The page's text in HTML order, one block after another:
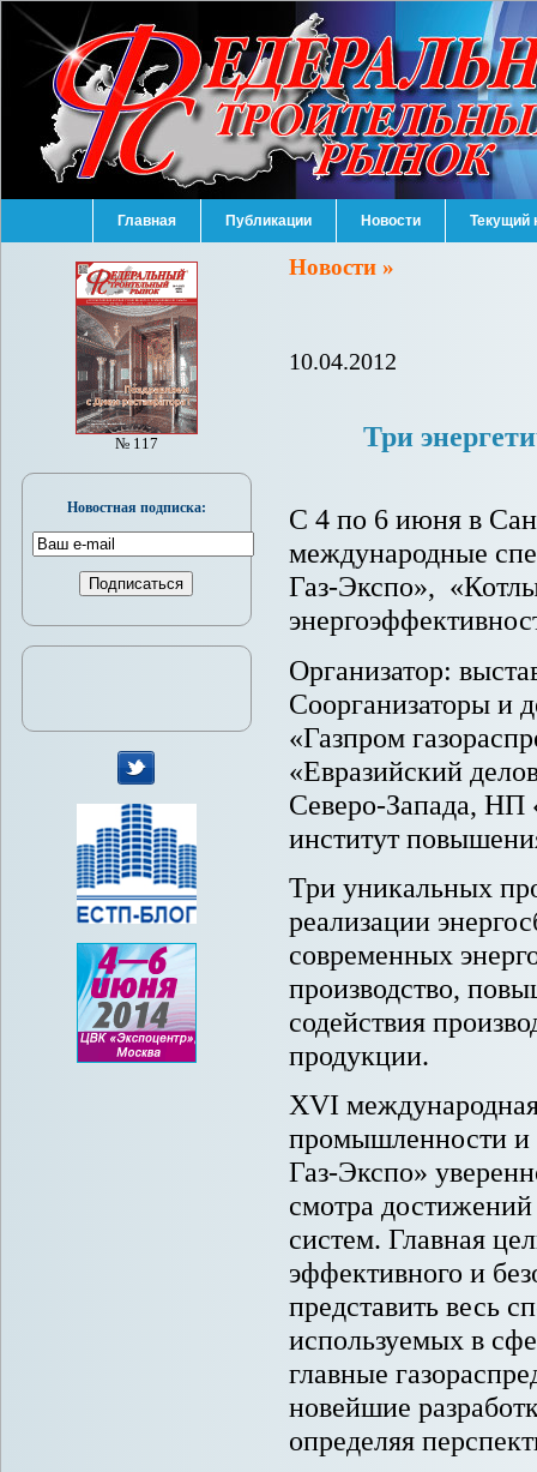
Главная Публикации Новости Текущий
Новости »
10.04.2012
Три
С 4 по 6 июня в
международные
Газ-Экспо»,
Организатор:
Соорганизаторы и
«Газпром
«Евразийский
Северо-Запада, НП
институт
Три уникальных
реализации
современных
производство,
содействия
продукции.
XVI международная
промышленности и
Газ-Экспо»
смотра достижений
систем. Главная
эффективного и
представить весь
используемых в
главные
новейшие
определяя
№ 117
Новостная подписка:
мы
в
Twitter